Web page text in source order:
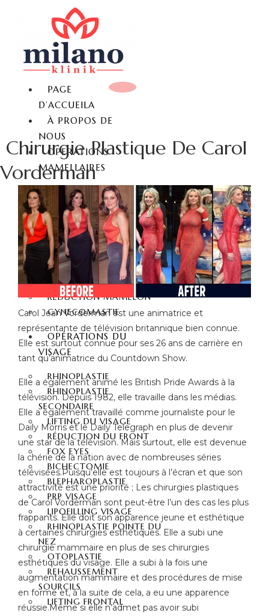
PAGE
D’ACCUEILA
À PROPOS DE
NOUS
OPERATIONS
MAMELLAIRES
REDUCTION MAMMAIRE
LIFTING MAMMAIRE
AUGMENTATION
MAMMAIRE
AUGMENTATION
MAMMAIRE SANS
CHIRURGIE
RÉDUCTION MAMELON
GYNECOMASTIE
OPÉRATIONS DU
VISAGE
RHINOPLASTIE
RHINOPLASTIE
SECONDAIRE
LIFTING DU VISAGE
RÉDUCTION DU FRONT
FOX EYES
BICHECTOMIE
BLEPHAROPLASTIE
PRP VISAGE
LIPOFILLING VISAGE
RHINOPLASTIE POINTE DU
NEZ
OTOPLASTIE
REHAUSSEMENT
SOURCILS
LIFTING FRONTAL
Chirurgie Plastique De Carol
Vorderman
Carol Jean Vorderman est une animatrice et
représentante de télévision britannique bien connue.
Elle est surtout connue pour ses 26 ans de carrière en
tant qu’animatrice du Countdown Show.
Elle a également animé les British Pride Awards à la
télévision. Depuis 1982, elle travaille dans les médias.
Elle a également travaillé comme journaliste pour le
Daily Morris et le Daily Telegraph en plus de devenir
une star de la télévision. Mais surtout, elle est devenue
la chérie de la nation avec de nombreuses séries
télévisées.Puisqu’elle est toujours à l’écran et que son
attractivité est une priorité ; Les chirurgies plastiques
de Carol Vorderman sont peut-être l’un des cas les plus
frappants. Elle doit son apparence jeune et esthétique
à certaines chirurgies esthétiques. Elle a subi une
chirurgie mammaire en plus de ses chirurgies
esthétiques du visage. Elle a subi à la fois une
augmentation mammaire et des procédures de mise
en forme et, à la suite de cela, a eu une apparence
réussie.Même si elle n’admet pas avoir subi